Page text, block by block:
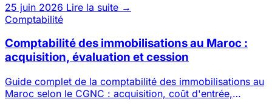
25 juin 2026 Lire la suite →
Comptabilité
Comptabilité des immobilisations au Maroc :
acquisition, évaluation et cession
Guide complet de la comptabilité des immobilisations au
Maroc selon le CGNC : acquisition, coût d'entrée,